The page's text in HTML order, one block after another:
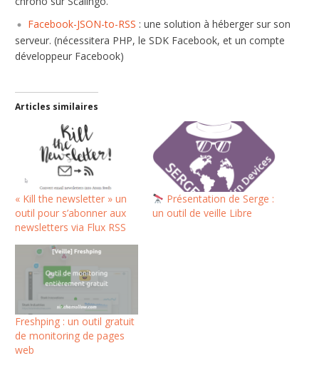
Facebook-JSON-to-RSS : une solution à héberger sur son
serveur. (nécessitera PHP, le SDK Facebook, et un compte
développeur Facebook)
Articles similaires
« Kill the newsletter » un
outil pour s’abonner aux
newsletters via Flux RSS
Présentation de Serge :
un outil de veille Libre
Freshping : un outil gratuit
de monitoring de pages
web